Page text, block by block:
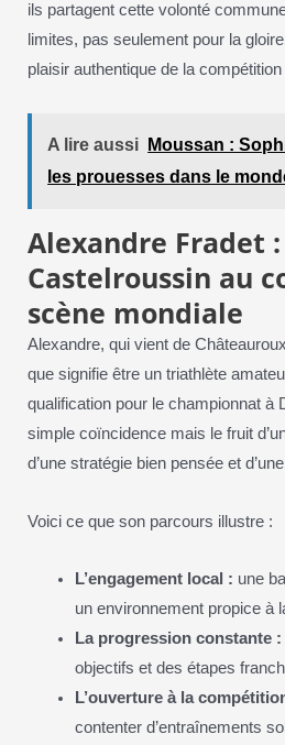
ils partagent cette volonté
limites, pas seulement pour la
plaisir authentique de la
A lire aussi
Moussan :
les prouesses dans le
Alexandre Fradet
Castelroussin au
scène mondiale
Alexandre, qui vient de
que signifie être un triathlète
qualification pour le championnat à
simple coïncidence mais le fruit
d’une stratégie bien pensée et
Voici ce que son parcours illustre :
L’engagement local : une
un environnement propice à
La progression constante :
objectifs et des étapes
L’ouverture à la
contenter d’entraînements